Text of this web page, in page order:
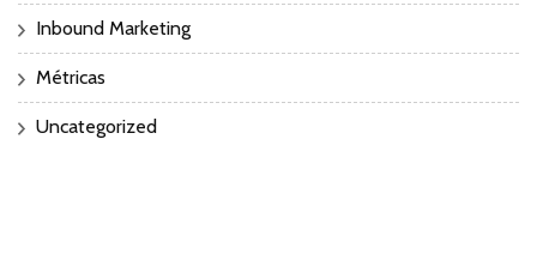
Inbound Marketing
Métricas
Uncategorized